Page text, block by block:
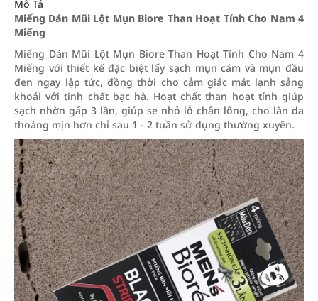
Mô Tả
Miếng Dán Mũi Lột Mụn Biore Than Hoạt Tính Cho Nam 4
Miếng
Miếng Dán Mũi Lột Mụn Biore Than Hoạt Tính Cho Nam 4
Miếng với thiết kế đặc biệt lấy sạch mụn cám và mụn đầu
đen ngay lập tức, đồng thời cho cảm giác mát lạnh sảng
khoái với tinh chất bạc hà. Hoạt chất than hoạt tính giúp
sạch nhờn gấp 3 lần, giúp se nhỏ lỗ chân lông, cho làn da
thoáng mịn hơn chỉ sau 1 - 2 tuần sử dụng thường xuyên.